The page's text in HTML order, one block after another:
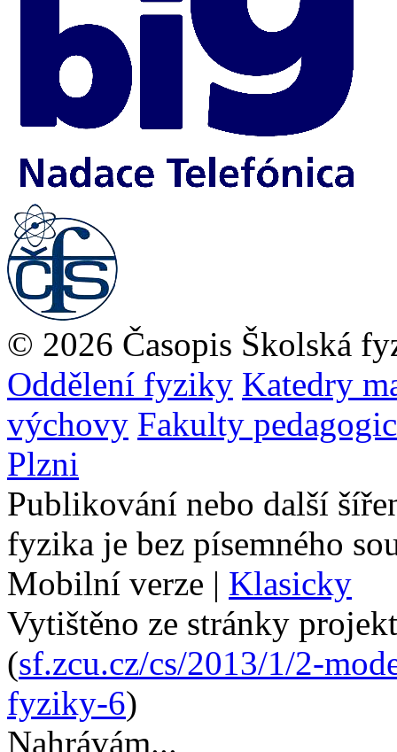
© 2026 Časopis Školská
Oddělení fyziky Katedry
výchovy Fakulty
Plzni
Publikování nebo další
fyzika je bez písemného
Mobilní verze | Klasicky
Vytištěno ze stránky
(sf.zcu.cz/cs/2013/1/2-
fyziky-6)
Nahrávám...